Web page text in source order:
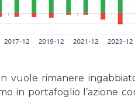
vuole rimanere
in portafoglio l’azione